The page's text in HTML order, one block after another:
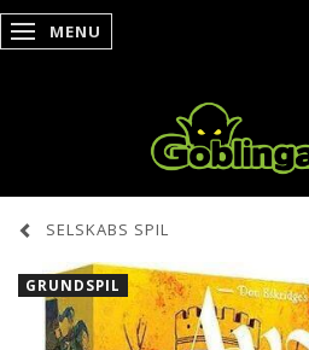
SKIFTE NAVIGATION
MENU
SELSKABS SPIL
GRUNDSPIL